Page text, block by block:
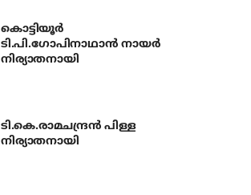
കൊട്ടിയൂര്‍
ടി.പി.ഗോപിനാഥാന്‍ നായര്‍
നിര്യാതനായി
ടി.കെ.രാമചന്ദ്രന്‍ പിള്ള
നിര്യാതനായി